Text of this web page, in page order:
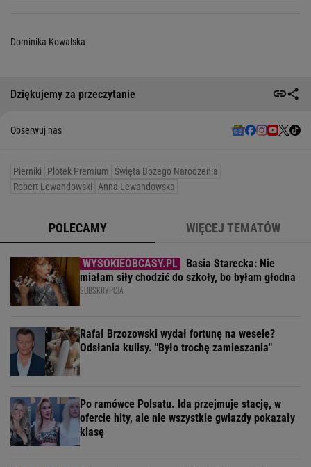
Dominika Kowalska
Dziękujemy za przeczytanie
Obserwuj nas
Pierniki Plotek Premium Święta Bożego Narodzenia
Robert Lewandowski Anna Lewandowska
POLECAMY WIĘCEJ TEMATÓW
Basia Starecka: Nie
miałam siły chodzić do szkoły, bo byłam głodna
SUBSKRYPCJA
Rafał Brzozowski wydał fortunę na wesele?
Odsłania kulisy. "Było trochę zamieszania"
Po ramówce Polsatu. Ida przejmuje stację, w
ofercie hity, ale nie wszystkie gwiazdy pokazały
klasę